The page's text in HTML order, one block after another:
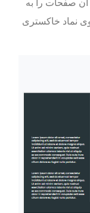
نماد خاکستری